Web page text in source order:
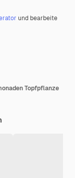
und bearbeite
Topfpflanze